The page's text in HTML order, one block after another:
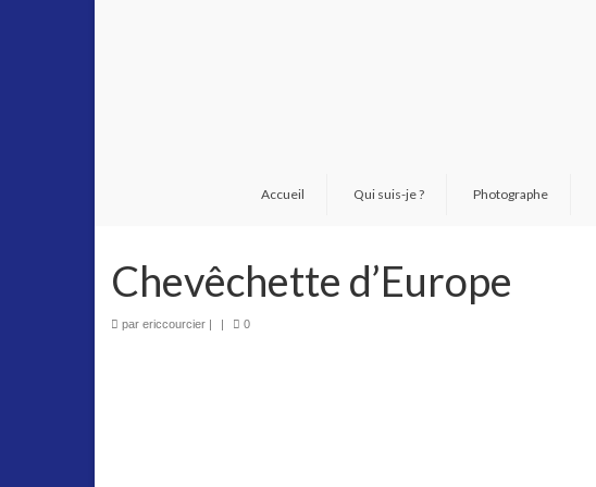
Accueil Qui suis-je ? Photographe
Chevêchette d’Europe
par ericcourcier | | 0